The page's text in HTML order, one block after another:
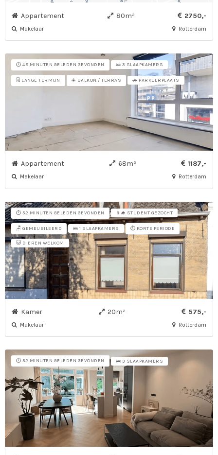
Appartement 80m² 2750,-
Makelaar Rotterdam
⏱️ 49 MINUTEN GELEDEN GEVONDEN 🛌 3 SLAAPKAMERS
🗓️ LANGE TERMIJN ☀️ BALKON / TERRAS 🚗 PARKEERPLAATS
Appartement 68m² 1187,-
Makelaar Rotterdam
⏱️ 52 MINUTEN GELEDEN GEVONDEN 👨‍🎓 STUDENT GEZOCHT
🪑 GEMEUBILEERD 🛌 1 SLAAPKAMERS ⏱️ KORTE PERIODE
🐱 DIEREN WELKOM
Kamer 20m² 575,-
Makelaar Rotterdam
⏱️ 52 MINUTEN GELEDEN GEVONDEN 🛌 3 SLAAPKAMERS